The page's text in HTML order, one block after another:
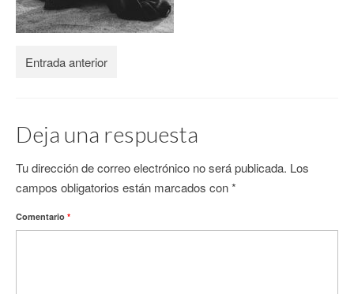
Entrada anterior
Deja una respuesta
Tu dirección de correo electrónico no será publicada. Los
campos obligatorios están marcados con*
Comentario *